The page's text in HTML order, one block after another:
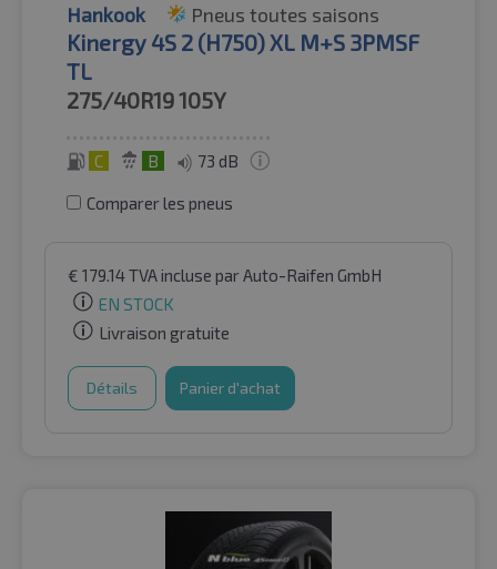
Hankook Pneus toutes saisons
Kinergy 4S 2 (H750) XL M+S 3PMSF
TL
275/40R19105Y
C B 73 dB
Comparer les pneus
€ 179.14TVA incluse par Auto-Raifen GmbH
EN STOCK
Livraison gratuite
Détails Panier d'achat